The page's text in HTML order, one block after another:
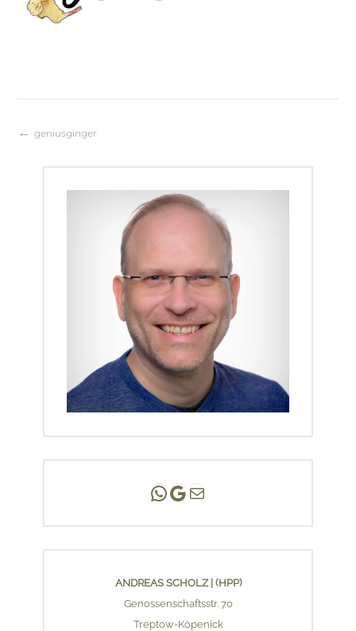
Beitragsnavigation
geniusginger
Andreas Scholz | (HPP)
Praxis Adlershof
E-Mail an mich ...
ANDREAS SCHOLZ | (HPP)
Genossenschaftsstr. 70
Treptow-Köpenick